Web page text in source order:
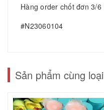
Hàng order chốt đơn 3/6
#N23060104
Sản phẩm cùng loại